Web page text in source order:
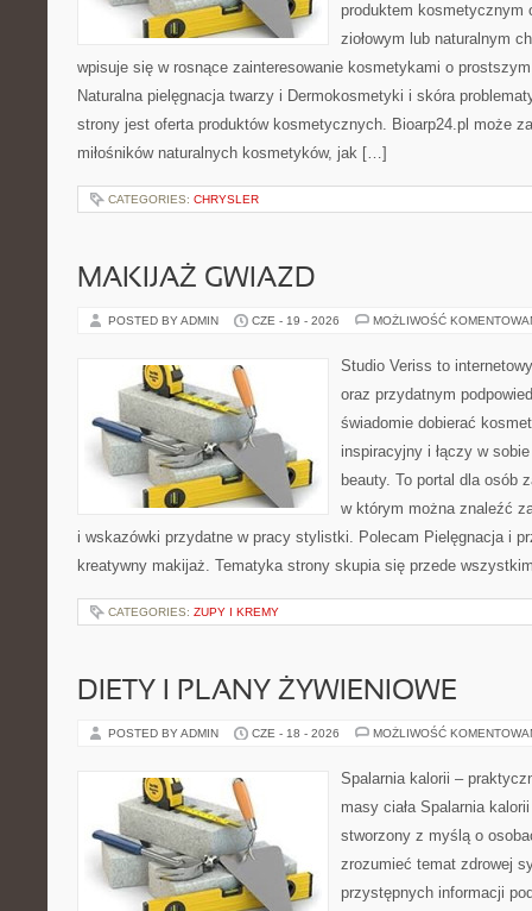
produktem kosmetycznym
ziołowym lub naturalnym
wpisuje się w rosnące zainteresowanie kosmetykami o
Naturalna pielęgnacja twarzy i Dermokosmetyki i skóra
strony jest oferta produktów kosmetycznych. Bioarp24.pl może
miłośników naturalnych kosmetyków, jak […]
CATEGORIES: CHRYSLER
MAKIJAŻ GWIAZD
POSTED BY ADMIN CZE - 19 - 2026 MOŻLIWOŚĆ
Studio Veriss to
oraz przydatnym
świadomie dobierać
inspiracyjny i łączy w
beauty. To portal dla osób
w którym można znaleźć
i wskazówki przydatne w pracy stylistki. Polecam Pielęgnacja i
kreatywny makijaż. Tematyka strony skupia się przede
CATEGORIES: ZUPY I KREMY
DIETY I PLANY ŻYWIENIOWE
POSTED BY ADMIN CZE - 18 - 2026 MOŻLIWOŚĆ
Spalarnia kalorii –
masy ciała Spalarnia
stworzony z myślą o
zrozumieć temat zdrowej
przystępnych informacji